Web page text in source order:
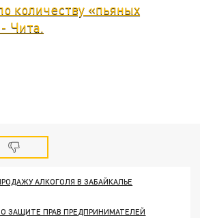
количеству «пьяных
Чита.
АЛКОГОЛЯ В ЗАБАЙКАЛЬЕ
ЗАЩИТЕ ПРАВ ПРЕДПРИНИМАТЕЛЕЙ